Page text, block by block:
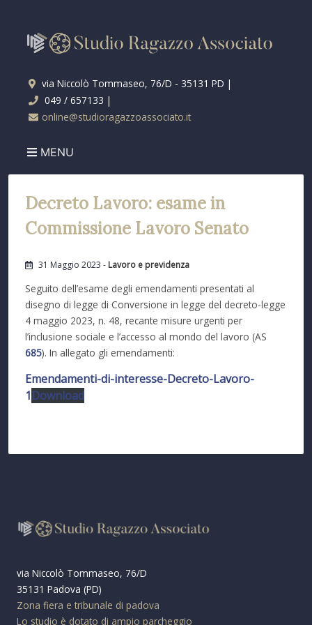
via Niccolò Tommaseo, 76/D - 35131 PD |
049 / 657133 |
online@studioragazzoassociato.it
MENU
Decreto Lavoro: esame in
Commissione Lavoro Senato
31 Maggio 2023 - Lavoro e previdenza
Seguito dell’esame degli emendamenti presentati al
disegno di legge di Conversione in legge del decreto-legge
4 maggio 2023, n. 48, recante misure urgenti per
l’inclusione sociale e l’accesso al mondo del lavoro (AS
685). In allegato gli emendamenti:
Emendamenti-di-interesse-Decreto-Lavoro-
1Download
via Niccolò Tommaseo, 76/D
35131 Padova (PD)
Zona fiera e tribunale di padova
Lo studio è dotato di ampio parcheggio